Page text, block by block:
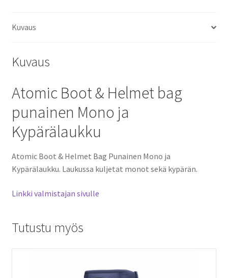
Kuvaus
Kuvaus
Atomic Boot & Helmet bag
punainen Mono ja
Kypärälaukku
Atomic Boot & Helmet Bag Punainen Mono ja
Kypärälaukku. Laukussa kuljetat monot sekä kypärän.
Linkki valmistajan sivulle
Tutustu myös